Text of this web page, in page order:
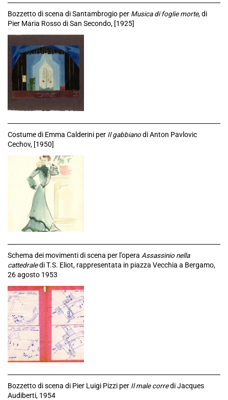
Bozzetto di scena di Santambrogio per Musica di foglie morte, di
Pier Maria Rosso di San Secondo, [1925]
Costume di Emma Calderini per Il gabbianodi Anton Pavlovic
Cechov, [1950]
Schema dei movimenti di scena per l’opera Assassinio nella
cattedraledi T.S. Eliot, rappresentata in piazza Vecchia a Bergamo,
26 agosto 1953
Bozzetto di scena di Pier Luigi Pizzi per Il male corredi Jacques
Audiberti, 1954